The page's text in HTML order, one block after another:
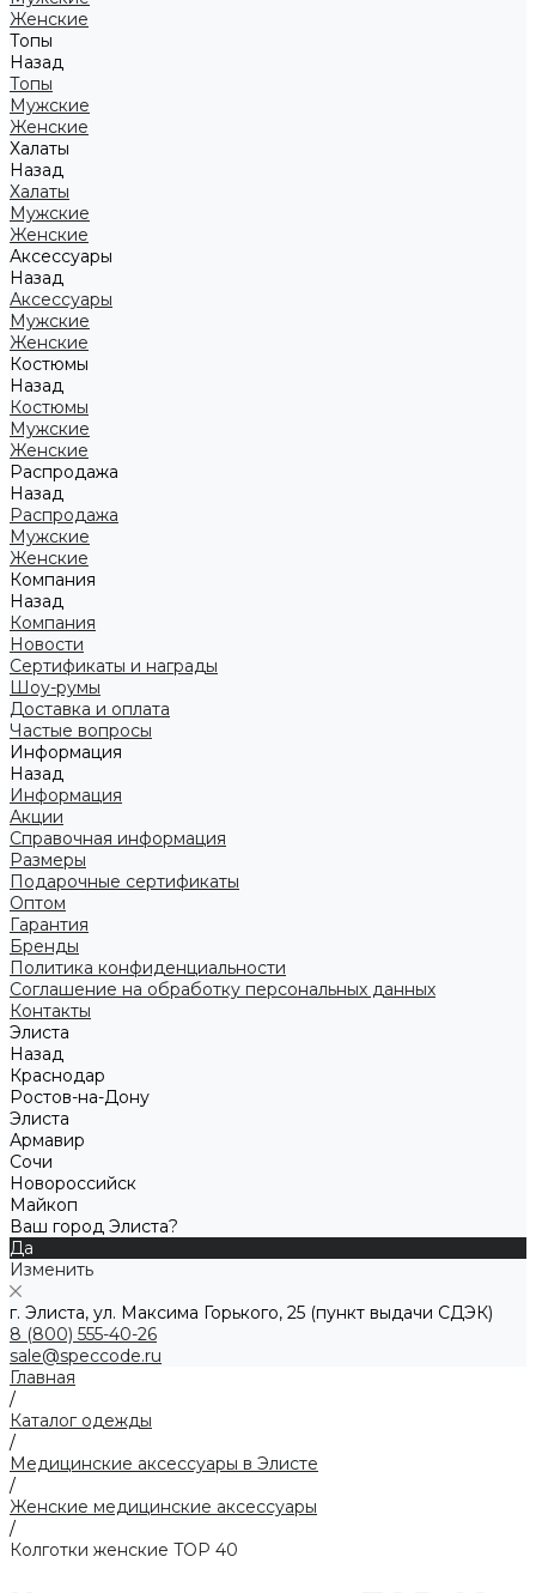
Женские
Топы
Назад
Топы
Мужские
Женские
Халаты
Назад
Халаты
Мужские
Женские
Аксессуары
Назад
Аксессуары
Мужские
Женские
Костюмы
Назад
Костюмы
Мужские
Женские
Распродажа
Назад
Распродажа
Мужские
Женские
Компания
Назад
Компания
Новости
Сертификаты и награды
Шоу-румы
Доставка и оплата
Частые вопросы
Информация
Назад
Информация
Акции
Справочная информация
Размеры
Подарочные сертификаты
Оптом
Гарантия
Бренды
Политика конфиденциальности
Соглашение на обработку персональных данных
Контакты
Элиста
Назад
Краснодар
Ростов-на-Дону
Элиста
Армавир
Сочи
Новороссийск
Майкоп
Ваш город Элиста?
Да
Изменить
г. Элиста, ул. Максима Горького, 25 (пункт выдачи СДЭК)
8 (800) 555-40-26
sale@speccode.ru
Главная
/
Каталог одежды
/
Медицинские аксессуары в Элисте
/
Женские медицинские аксессуары
/
Колготки женские TOP 40